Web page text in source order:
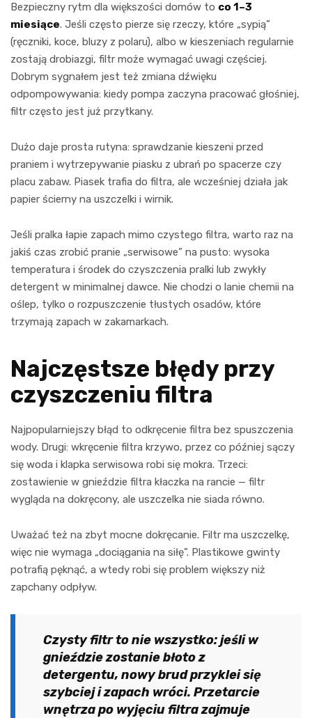
Bezpieczny rytm dla większości domów to co 1–3
miesiące. Jeśli często pierze się rzeczy, które „sypią”
(ręczniki, koce, bluzy z polaru), albo w kieszeniach regularnie
zostają drobiazgi, filtr może wymagać uwagi częściej.
Dobrym sygnałem jest też zmiana dźwięku
odpompowywania: kiedy pompa zaczyna pracować głośniej,
filtr często jest już przytkany.
Dużo daje prosta rutyna: sprawdzanie kieszeni przed
praniem i wytrzepywanie piasku z ubrań po spacerze czy
placu zabaw. Piasek trafia do filtra, ale wcześniej działa jak
papier ścierny na uszczelki i wirnik.
Jeśli pralka łapie zapach mimo czystego filtra, warto raz na
jakiś czas zrobić pranie „serwisowe” na pusto: wysoka
temperatura i środek do czyszczenia pralki lub zwykły
detergent w minimalnej dawce. Nie chodzi o lanie chemii na
oślep, tylko o rozpuszczenie tłustych osadów, które
trzymają zapach w zakamarkach.
Najczęstsze błędy przy
czyszczeniu filtra
Najpopularniejszy błąd to odkręcenie filtra bez spuszczenia
wody. Drugi: wkręcenie filtra krzywo, przez co później sączy
się woda i klapka serwisowa robi się mokra. Trzeci:
zostawienie w gnieździe filtra kłaczka na rancie — filtr
wygląda na dokręcony, ale uszczelka nie siada równo.
Uważać też na zbyt mocne dokręcanie. Filtr ma uszczelkę,
więc nie wymaga „dociągania na siłę”. Plastikowe gwinty
potrafią pęknąć, a wtedy robi się problem większy niż
zapchany odpływ.
Czysty filtr to nie wszystko: jeśli w
gnieździe zostanie błoto z
detergentu, nowy brud przyklei się
szybciej i zapach wróci. Przetarcie
wnętrza po wyjęciu filtra zajmuje